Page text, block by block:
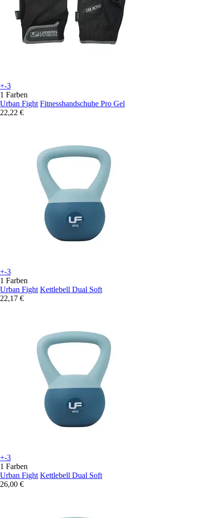
+-3
1 Farben
Urban Fight Fitnesshandschuhe Pro Gel
22,22 €
+-3
1 Farben
Urban Fight Kettlebell Dual Soft
22,17 €
+-3
1 Farben
Urban Fight Kettlebell Dual Soft
26,00 €